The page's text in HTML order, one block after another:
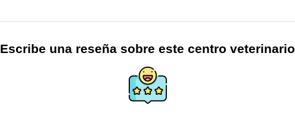
Escribe una reseña sobre este centro veterinario